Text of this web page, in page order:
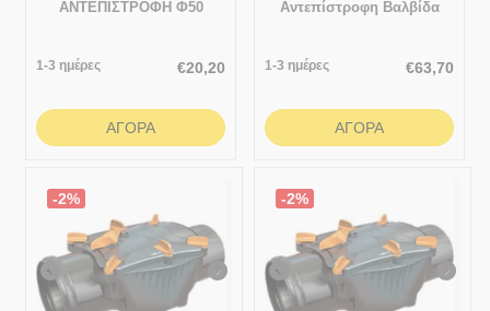
ΑΝΤΕΠΙΣΤΡΟΦΗ Φ50
1-3 ημέρες €20,20
ΑΓΟΡΆ
Αντεπίστροφη Βαλβίδα
1-3 ημέρες €63,70
ΑΓΟΡΆ
-2% -2%